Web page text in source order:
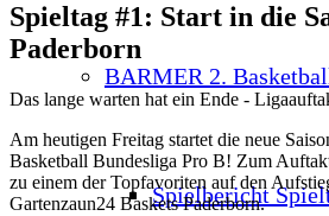
BARMER 2.
Spielbericht
Spieltag #1: Start in die
Paderborn
Das lange warten hat ein Ende -
Am heutigen Freitag startet die neue
Basketball Bundesliga Pro B! Zum
zu einem der Topfavoriten auf den
Gartenzaun24 Baskets Paderborn.